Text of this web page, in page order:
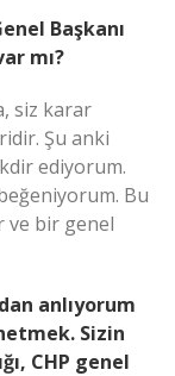
Başkanı
mı?
siz karar
Şu anki
ediyorum.
beğeniyorum. Bu
ve bir genel
anlıyorum
Sizin
CHP genel